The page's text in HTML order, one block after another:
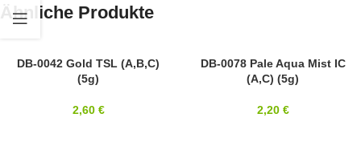
Ähnliche Produkte
11/0DB-0042 Gold TSL (A,B,C)
(5g)
2,60 €
11/0DB-0078 Pale Aqua Mist IC
(A,C) (5g)
2,20 €